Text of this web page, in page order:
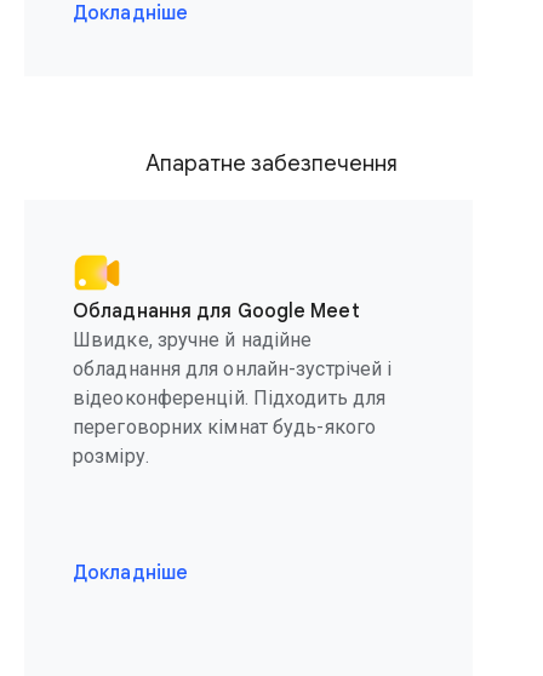
Докладніше
Апаратне забезпечення
Обладнання для Google Meet
Швидке, зручне й надійне
обладнання для онлайн-зустрічей і
відеоконференцій. Підходить для
переговорних кімнат будь-якого
розміру.
Докладніше